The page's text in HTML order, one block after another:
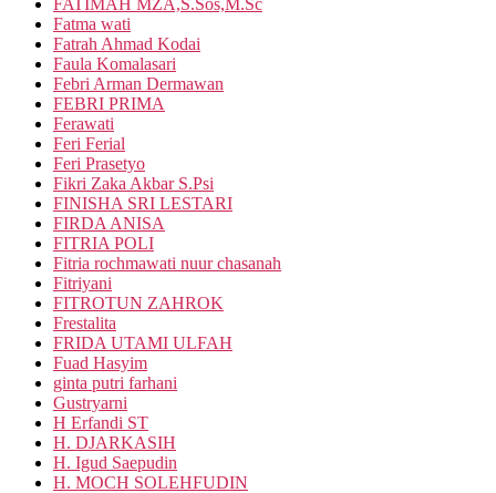
FATIMAH MZA,S.Sos,M.Sc
Fatma wati
Fatrah Ahmad Kodai
Faula Komalasari
Febri Arman Dermawan
FEBRI PRIMA
Ferawati
Feri Ferial
Feri Prasetyo
Fikri Zaka Akbar S.Psi
FINISHA SRI LESTARI
FIRDA ANISA
FITRIA POLI
Fitria rochmawati nuur chasanah
Fitriyani
FITROTUN ZAHROK
Frestalita
FRIDA UTAMI ULFAH
Fuad Hasyim
ginta putri farhani
Gustryarni
H Erfandi ST
H. DJARKASIH
H. Igud Saepudin
H. MOCH SOLEHFUDIN